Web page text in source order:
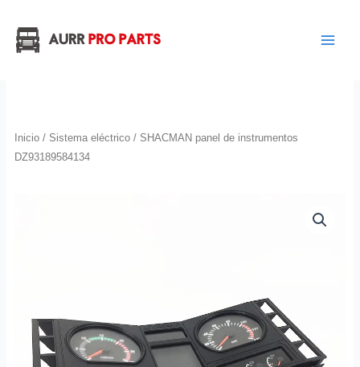
contenido
Inicio/ Sistema eléctrico/ SHACMAN panel de instrumentos
DZ93189584134